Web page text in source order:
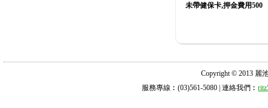
未帶健保卡,押金費用500
Copyright © 2013 麗
服務專線︰(03)561-5080 | 連絡我們︰